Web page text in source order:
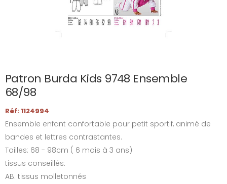
Patron Burda Kids 9748 Ensemble
68/98
Réf: 1124994
Ensemble enfant confortable pour petit sportif, animé de
bandes et lettres contrastantes.
Tailles: 68 - 98cm ( 6 mois à 3 ans)
tissus conseillés:
AB: tissus molletonnés